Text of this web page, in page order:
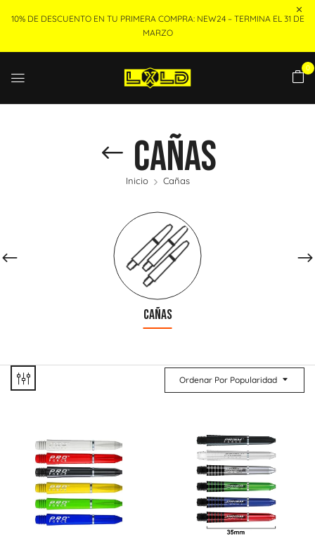
10% DE DESCUENTO EN TU PRIMERA COMPRA: NEW24 – TERMINA EL 31 DE
MARZO
0
Cañas
Inicio Cañas
CAÑAS
Ordenar Por Popularidad